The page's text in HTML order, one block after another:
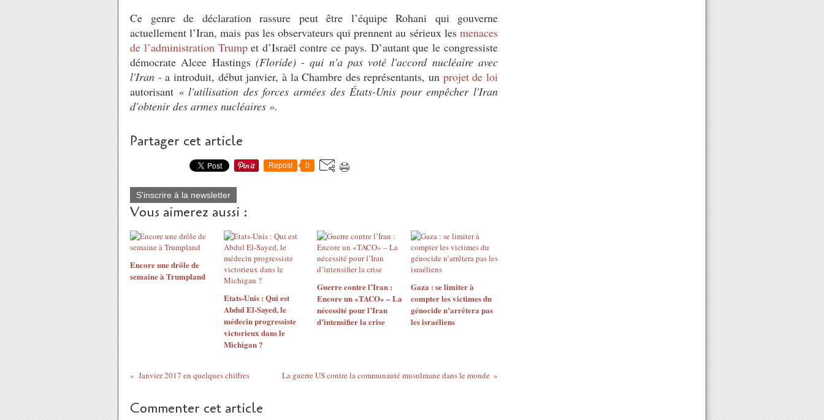
Ce genre de déclaration rassure peut être l’équipe Rohani qui gouverne
actuellement l’Iran, mais pas les observateurs qui prennent au sérieux les menaces
de l’administration Trumpet d’Israël contre ce pays. D’autant que le congressiste
démocrate Alcee Hastings (Floride)-qui n'a pas voté l'accord nucléaire avec
l'Iran - a introduit, début janvier, à la Chambre des représentants, un projet de loi
autorisant « l'utilisation des forces armées des États-Unis pour empêcher l'Iran
d'obtenir des armes nucléaires ».
Partager cet article
Repost 0
S'inscrire à la newsletter
Vous aimerez aussi :
Encore une drôle de
semaine à Trumpland
Etats-Unis : Qui est
Abdul El-Sayed, le
médecin progressiste
victorieux dans le
Michigan ?
Guerre contre l’Iran :
Encore un «TACO» – La
nécessité pour l’Iran
d’intensifier la crise
Gaza : se limiter à
compter les victimes du
génocide n’arrêtera pas
les israéliens
Janvier 2017 en quelques chiffres La guerre US contre la communauté musulmane dans le monde
Commenter cet article